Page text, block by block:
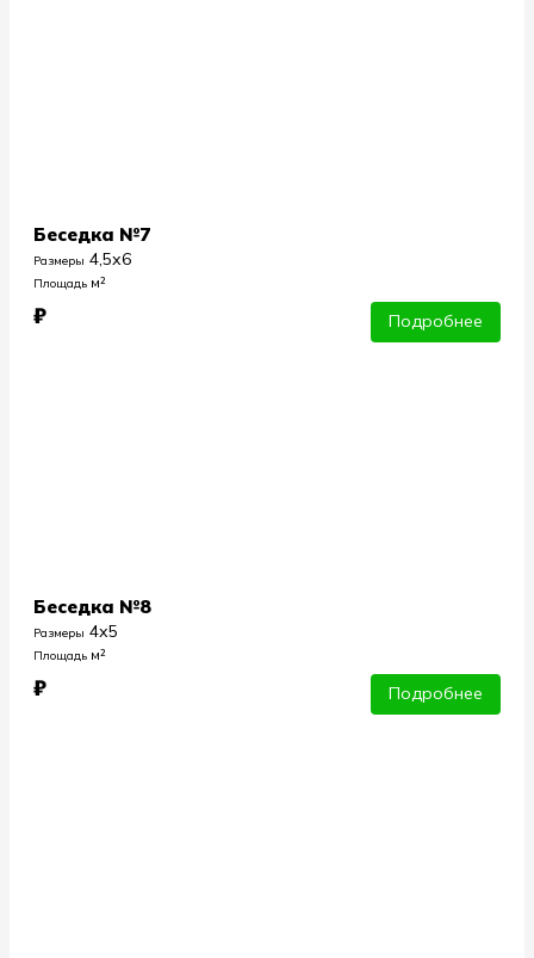
Беседка №7
Размеры 4,5х6
Площадь м²
₽ Подробнее
Беседка №8
Размеры 4х5
Площадь м²
₽ Подробнее